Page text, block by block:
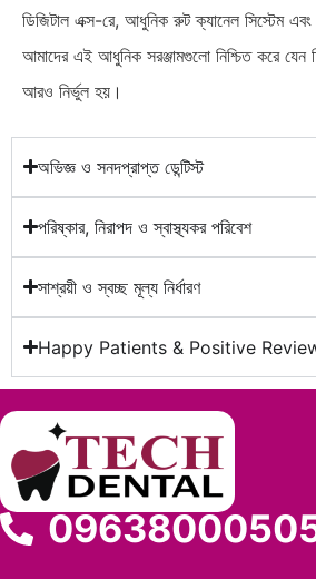
ডিজিটাল এক্স-রে, আধুনিক রুট ক্যানেল সিস্টেম
আমাদের এই আধুনিক সরঞ্জামগুলো নিশ্চিত করে যেন
আরও নির্ভুল হয়।
অভিজ্ঞ ও সনদপ্রাপ্ত ডেন্টিস্ট
পরিষ্কার, নিরাপদ ও স্বাস্থ্যকর পরিবেশ
সাশ্রয়ী ও স্বচ্ছ মূল্য নির্ধারণ
Happy Patients & Positive